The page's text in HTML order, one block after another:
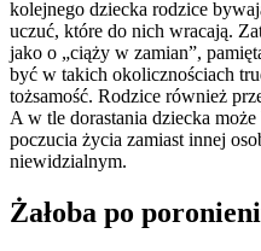
kolejnego dziecka rodzice
uczuć, które do nich wracają.
jako o „ciąży w zamian”,
być w takich okolicznościach
tożsamość. Rodzice również
A w tle dorastania dziecka
poczucia życia zamiast innej
niewidzialnym.
Żałoba po